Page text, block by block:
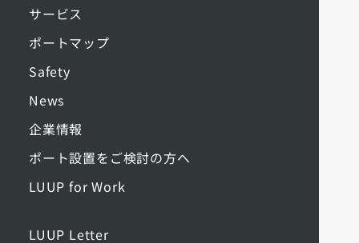
サービス
ポートマップ
Safety
News
企業情報
ポート設置をご検討の方へ
LUUP for Work
LUUP Letter